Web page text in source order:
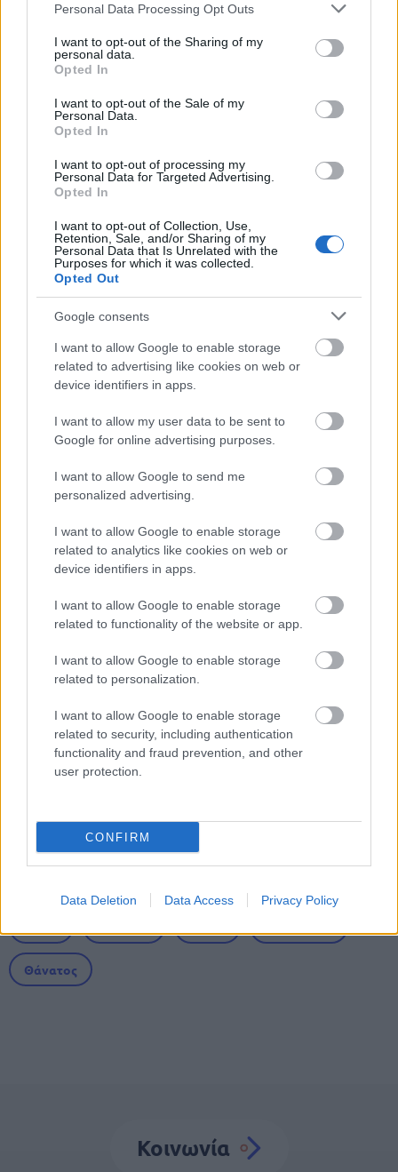
Please note that this website/app uses one or more Google
not limited to your visit or usage behaviour. You may click to
grant or deny consent to Google and its third-party tags to
use your data for below specified purposes in below Google
consent section.
Personal Data Processing Opt Outs
I want to opt-out of the Sharing of my
personal data.
Opted In
I want to opt-out of the Sale of my
Personal Data.
Opted In
I want to opt-out of processing my
Personal Data for Targeted Advertising.
Opted In
I want to opt-out of Collection, Use,
Retention, Sale, and/or Sharing of my
Personal Data that Is Unrelated with the
Purposes for which it was collected.
Opted Out
Google consents
I want to allow Google to enable storage
related to advertising like cookies on web or
device identifiers in apps.
I want to allow my user data to be sent to
Google for online advertising purposes.
I want to allow Google to send me
personalized advertising.
I want to allow Google to enable storage
related to analytics like cookies on web or
device identifiers in apps.
I want to allow Google to enable storage
related to functionality of the website or app.
I want to allow Google to enable storage
related to personalization.
I want to allow Google to enable storage
related to security, including authentication
functionality and fraud prevention, and other
user protection.
CONFIRM
Data Deletion Data Access Privacy Policy
ΑΣΕΠ: Εξ αποστάσεως η πιο Εύκολη
Πιστοποίηση Υπολογιστών σε 2
μέρες
Μάθε πρώτος όλες τις σημαντικές
Βάλε το proson.gr στα αποτελέσματα
αναζήτησης της Google
Δημοφιλείς Ειδήσεις
Ανοικτές 1.779 θέσεις εργασίας στο
ΥΠΕΣ: Προγραμματισμός προσλήψεων
2027 - Παρατείνεται το Β' Στάδιο
30.000 ονόματα στην α' φάση
Προσλήψεις στο Εθνικό Θέατρο για
απόφοιτους λυκείου - Τα απαραίτητα
προσόντα
Θάνατος
Κοινωνία